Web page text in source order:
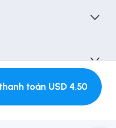
toán USD 4.50